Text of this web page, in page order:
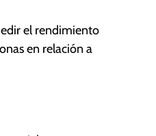
el rendimiento
en relación a